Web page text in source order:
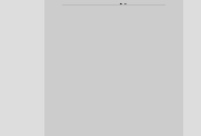
que realizan